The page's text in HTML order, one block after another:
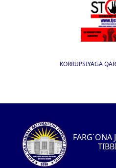
KORRUPSIYAGA
FARG`ONA